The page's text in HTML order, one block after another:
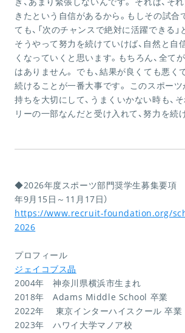
きたという自信があるから。もしその試合
ても、「次のチャンスで絶対に活躍できる」
そうやって努力を続けていけば、自然と自
くなっていくと思います。もちろん、全て
はありません。 でも、結果が良くても悪く
続けることが一番大事です。 このスポー
持ちを大切にして、うまくいかない時も、
リーの一部なんだと受け入れて、努力を続
◆2026年度スポーツ部門奨学生募集要項
年9月15日～11月17日）
https://www.recruit-foundation.org/
2026
プロフィール
ジェイコブス晶
2004年 神奈川 県横浜市生まれ
2018年Adams Middle School 卒業
2022年 東京インターハイスクール 卒業
2023年 ハワイ大学マノア校